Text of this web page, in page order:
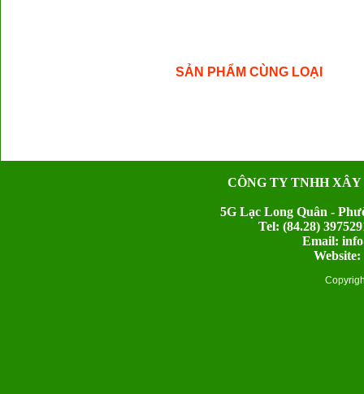
SẢN PHẨM CÙNG LOẠI
CÔNG TY TNHH
5G Lạc Long Quân -
Tel: (84.28)
Email: